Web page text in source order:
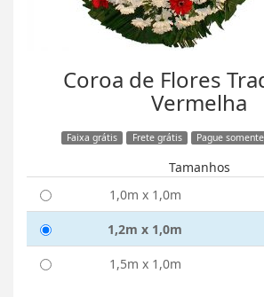
Coroa de Flores
Vermelha
Faixa grátis Frete grátis Pague
Tamanhos
1,0m x 1,0m
1,2m x 1,0m
1,5m x 1,0m